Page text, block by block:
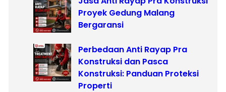
Proyek Gedung Malang
Bergaransi
Perbedaan Anti Rayap Pra
Konstruksi dan Pasca
Konstruksi: Panduan Proteksi
Properti